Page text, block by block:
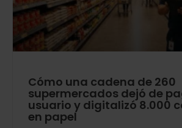
Cómo una cadena de 260
supermercados dejó de
usuario y digitalizó 8.000
en papel